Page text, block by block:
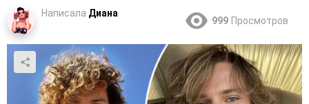
Написала Диана
999 Просмотров